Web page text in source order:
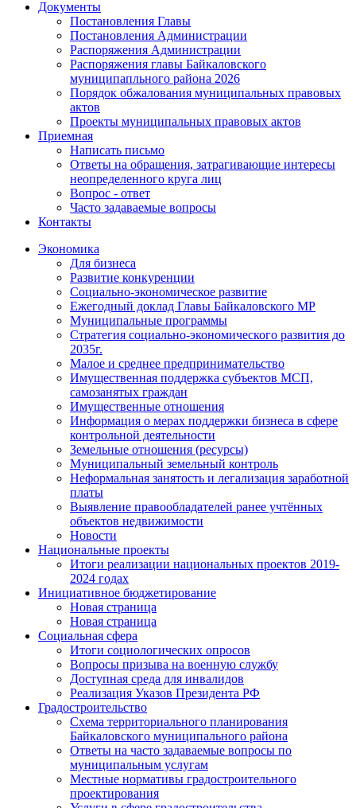
Документы
Постановления Главы
Постановления Администрации
Распоряжения Администрации
Распоряжения главы Байкаловского
муниципапльного района 2026
Порядок обжалования муниципальных правовых
актов
Проекты муниципальных правовых актов
Приемная
Написать письмо
Ответы на обращения, затрагивающие интересы
неопределенного круга лиц
Вопрос - ответ
Часто задаваемые вопросы
Контакты
Экономика
Для бизнеса
Развитие конкуренции
Социально-экономическое развитие
Ежегодный доклад Главы Байкаловского МР
Муниципальные программы
Стратегия социально-экономического развития до
2035г.
Малое и среднее предпринимательство
Имущественная поддержка субъектов МСП,
самозанятых граждан
Имущественные отношения
Информация о мерах поддержки бизнеса в сфере
контрольной деятельности
Земельные отношения (ресурсы)
Муниципальный земельный контроль
Неформальная занятость и легализация заработной
платы
Выявление правообладателей ранее учтённых
объектов недвижимости
Новости
Национальные проекты
Итоги реализации национальных проектов 2019-
2024 годах
Инициативное бюджетирование
Новая страница
Новая страница
Социальная сфера
Итоги социологических опросов
Вопросы призыва на военную службу
Доступная среда для инвалидов
Реализация Указов Президента РФ
Градостроительство
Схема территориального планирования
Байкаловского муниципального района
Ответы на часто задаваемые вопросы по
муниципальным услугам
Местные нормативы градостроительного
проектирования